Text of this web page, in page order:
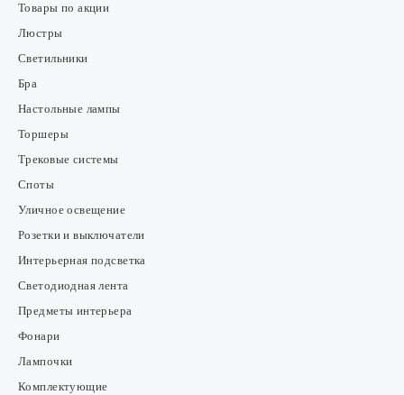
Товары по акции
Люстры
Светильники
Бра
Настольные лампы
Торшеры
Трековые системы
Споты
Уличное освещение
Розетки и выключатели
Интерьерная подсветка
Светодиодная лента
Предметы интерьера
Фонари
Лампочки
Комплектующие